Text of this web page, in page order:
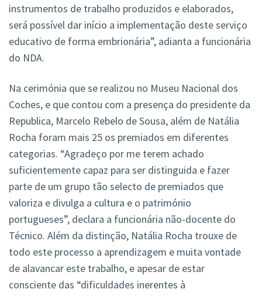
instrumentos de trabalho produzidos e elaborados,
será possível dar início a implementação deste serviço
educativo de forma embrionária”, adianta a funcionária
do NDA.
Na cerimónia que se realizou no Museu Nacional dos
Coches, e que contou com a presença do presidente da
Republica, Marcelo Rebelo de Sousa, além de Natália
Rocha foram mais 25 os premiados em diferentes
categorias. “Agradeço por me terem achado
suficientemente capaz para ser distinguida e fazer
parte de um grupo tão selecto de premiados que
valoriza e divulga a cultura e o património
portugueses”, declara a funcionária não-docente do
Técnico. Além da distinção, Natália Rocha trouxe de
todo este processo a aprendizagem e muita vontade
de alavancar este trabalho, e apesar de estar
consciente das “dificuldades inerentes à